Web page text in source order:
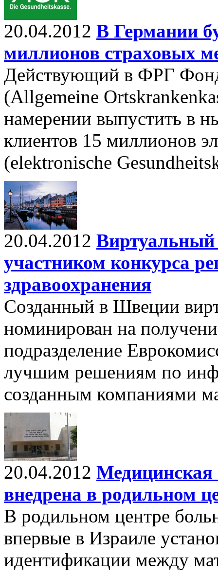
20.04.2012 В Германии
миллионов страховых
Действующий в ФРГ Фонд
(Allgemeine
намерении выпустить в
клиентов 15 миллионов
(elektronische
20.04.2012 Виртуальный
участником конкурса
здравоохранения
Созданный в Швеции
номинирован на
подразделение
лучшим решениям по
созданным компаниями
20.04.2012 Медицинская
внедрена в родильном
В родильном центре
впервые в Израиле
идентификации между